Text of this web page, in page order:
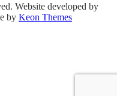
Website developed by
by Keon Themes